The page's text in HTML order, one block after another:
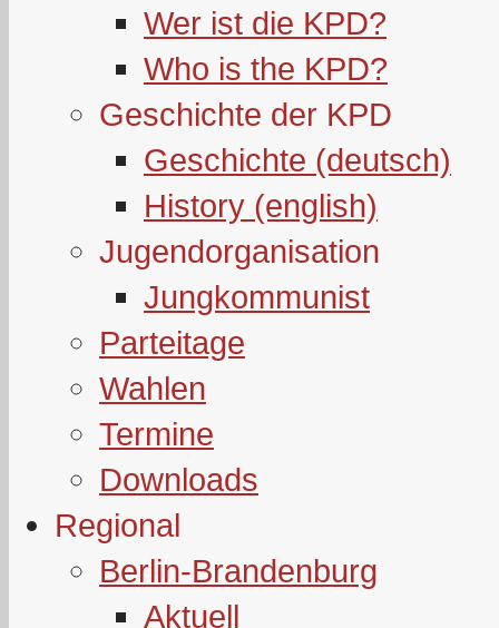
Wer ist die KPD?
Who is the KPD?
Geschichte der KPD
Geschichte (deutsch)
History (english)
Jugendorganisation
Jungkommunist
Parteitage
Wahlen
Termine
Downloads
Regional
Berlin-Brandenburg
Aktuell